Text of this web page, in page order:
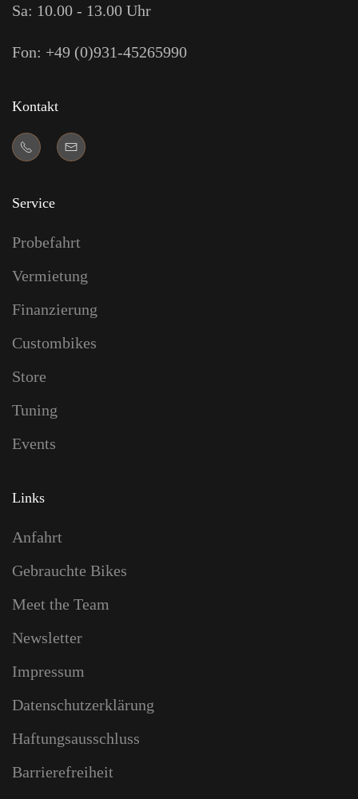
Sa: 10.00 - 13.00 Uhr
Fon: +49 (0)931-45265990
Kontakt
Service
Probefahrt
Vermietung
Finanzierung
Custombikes
Store
Tuning
Events
Links
Anfahrt
Gebrauchte Bikes
Meet the Team
Newsletter
Impressum
Datenschutzerklärung
Haftungsausschluss
Barrierefreiheit